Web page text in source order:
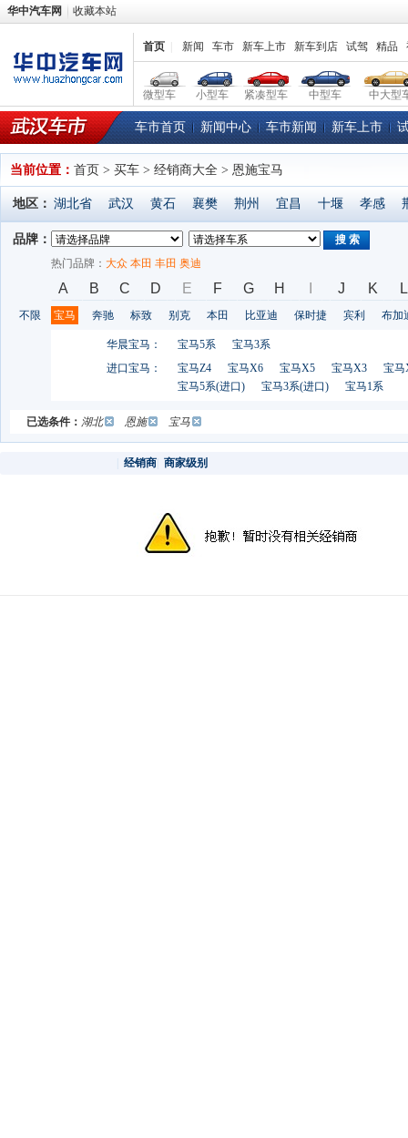
华中汽车网 收藏本站
首页 新闻 车市 新车上市 新车到店 试驾 精品
微型车 小型车 紧凑型车 中型车 中大型
车市首页 新闻中心 车市新闻 新车上市
当前位置： 首页 > 买车 > 经销商大全 > 恩施宝马
地区： 湖北省 武汉 黄石 襄樊 荆州 宜昌 十堰 孝感
品牌：
搜 索
热门品牌： 大众 本田 丰田 奥迪
A B C D E F G H J K L
不限 宝马 奔驰 标致 别克 本田 比亚迪 保时捷 宾利 布加
华晨宝马： 宝马5系
宝马3系
进口宝马：
宝马Z4 宝马X6 宝马X5 宝马X3
宝马
宝马5系(进口)
宝马3系(进口) 宝马1系
已选条件： 湖北 恩施 宝马
经销商 商家级别